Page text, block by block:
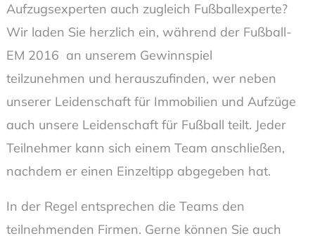
Aufzugsexperten auch zugleich Fußballexperte?
Wir laden Sie herzlich ein, während der Fußball-
EM 2016 an unserem Gewinnspiel
teilzunehmen und herauszufinden, wer neben
unserer Leidenschaft für Immobilien und Aufzüge
auch unsere Leidenschaft für Fußball teilt. Jeder
Teilnehmer kann sich einem Team anschließen,
nachdem er einen Einzeltipp abgegeben hat.
In der Regel entsprechen die Teams den
teilnehmenden Firmen. Gerne können Sie auch